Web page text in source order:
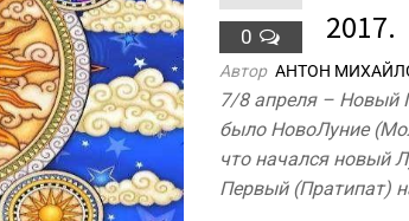
0
2017.
Автор АНТОН
7/8 апреля – Новый
было НовоЛуние
что начался новый
Первый (Пратипат)